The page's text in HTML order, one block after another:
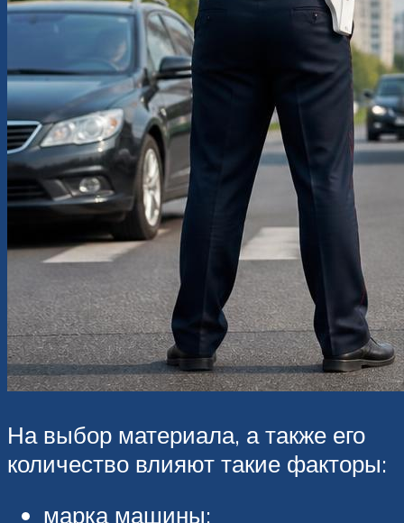
На выбор материала, а также его
количество влияют такие факторы:
марка машины;